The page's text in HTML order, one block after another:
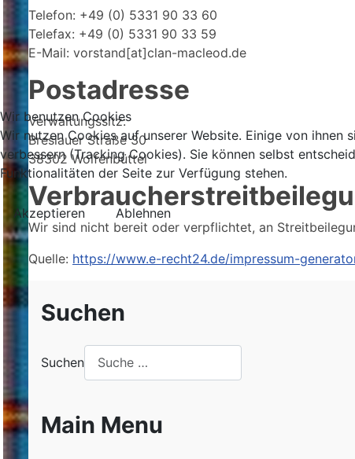
Suchen
Suchen
Main Menu
Telefon: +49 (0) 5331 90 33 60
Telefax: +49 (0) 5331 90 33 59
E-Mail: vorstand[at]clan-macleod.de
Postadresse
Verwaltungssitz:
Breslauer Straße 30
38302 Wolfenbüttel
Wir sind nicht bereit oder verpflichtet, an
Quelle: https://www.e-recht24.de/impressum-
Wir benutzen Cookies
Wir nutzen Cookies auf unserer Website. Einige von
verbessern (Tracking Cookies). Sie können selbst
Funktionalitäten der Seite zur Verfügung stehen.
Akzeptieren
Ablehnen